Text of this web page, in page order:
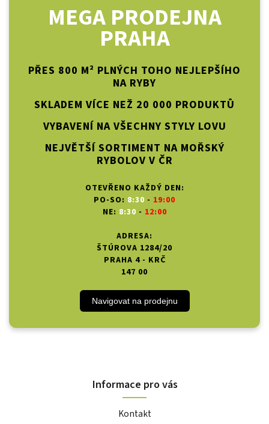
MEGA PRODEJNA
PRAHA
PŘES 800 M² PLNÝCH TOHO NEJLEPŠÍHO
NA RYBY
SKLADEM VÍCE NEŽ 20 000 PRODUKTŮ
VYBAVENÍ NA VŠECHNY STYLY LOVU
NEJVĚTŠÍ SORTIMENT NA MOŘSKÝ
RYBOLOV V ČR
OTEVŘENO KAŽDÝ DEN:
PO-SO: 8:30 - 19:00
NE: 8:30 - 12:00
ADRESA:
ŠTÚROVA 1284/20
PRAHA 4 - KRČ
147 00
Navigovat na prodejnu
Informace pro vás
Kontakt